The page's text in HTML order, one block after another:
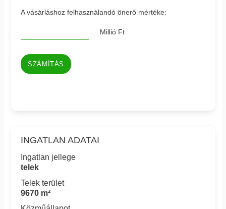
A vásárláshoz felhasználandó önerő mértéke:
Millió Ft
SZÁMÍTÁS
INGATLAN ADATAI
Ingatlan jellege
telek
Telek terület
9670 m²